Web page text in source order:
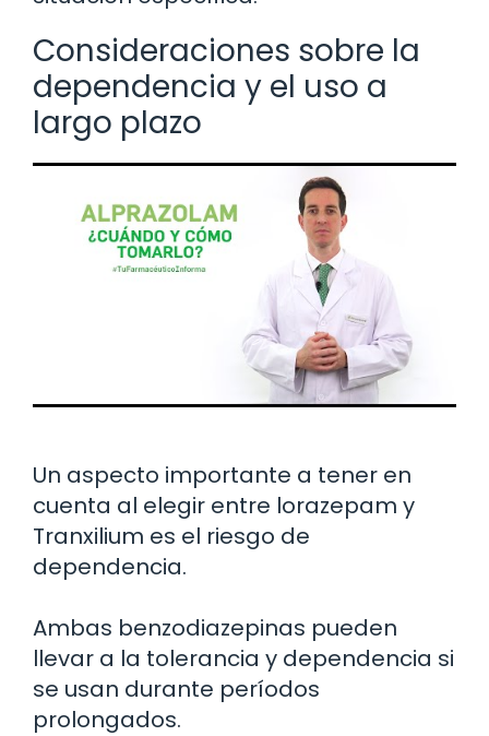
Consideraciones sobre la
dependencia y el uso a
largo plazo
Un aspecto importante a tener en
cuenta al elegir entre lorazepam y
Tranxilium es el riesgo de
dependencia.
Ambas benzodiazepinas pueden
llevar a la tolerancia y dependencia si
se usan durante períodos
prolongados.